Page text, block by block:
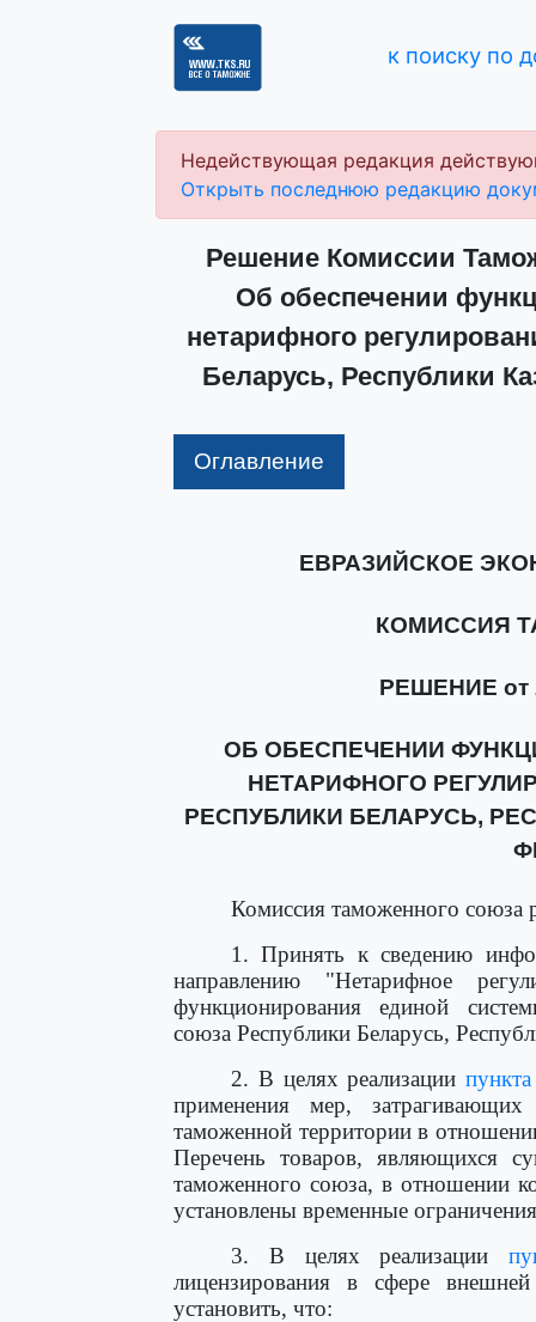
к поиску по
Недействующая редакция
Открыть последнюю редакцию
Решение Комиссии
Об обеспечении
нетарифного
Беларусь, Республики
Оглавление
ЕВРАЗИЙСКОЕ
КОМИССИЯ
РЕШЕНИЕ от
ОБ ОБЕСПЕЧЕНИИ
НЕТАРИФНОГО
РЕСПУБЛИКИ БЕЛАРУСЬ,
Комиссия таможенного союза
1. Принять к сведению
направлению "Нетарифное
функционирования единой
союза Республики Беларусь,
2. В целях реализации
применения мер,
таможенной территории в
Перечень товаров, являющихся
таможенного союза, в отношении
установлены временные
3. В целях реализации
лицензирования в сфере
установить, что: